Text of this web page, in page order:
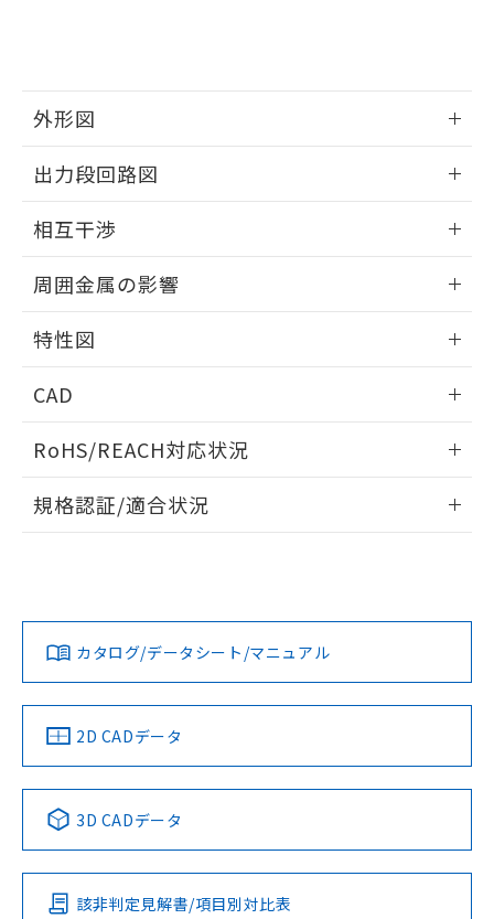
外形図
外形図
出力段回路図
出力段回路図
タイムチャート
相互干渉
相互干渉
A: 135mm以上、B: 110mm以上
周囲金属の影響
周囲金属の影響
L: 16mm以上、φd: 120mm以上、D: 16mm以上、m:
60mm以上、n: 120mm以上
金属埋め込み
鉄材
l: 0mm以上、φd: 30mm以上、D: 0mm以上、m: 60mm以
特性図
検出物体の大きさと材質による影響
CAD
ドすることができます。
ログイン/会員登録
ダウンロードデータをご利用いただく前に、以下を必ずお読
みください。
ソフトウェアの使用条件
RoHS/REACH対応状況
EU RoHS 注意事項・凡例
対応済み
中国 RoHS 注意事項・凡例
Pb Hg Cd Cr(VI)
O
規格認証/適合状況
LR型式承認
（イギリス
船舶規格）
DNV型式承認
（ノルウェー
BV型式承認
（フランス
KR型式
（韓国
No No No No
この製品の規格認証/適合状況ページへ
その他の認証はこちらのページからご検索ください
カタログ/データシート/マニュアル
2D CADデータ
3D CADデータ
該非判定見解書/項目別対比表
引・商談に必要な範囲で利用すること
※当社の共同利用者とは、"個人情報
の共同利用に関して"
用者の範囲」に記載されている法人を
とができます。
EU RoHS指令（10物質）の非含有証明書
※本証明書は発行日時点で非含有を証明す
るもので、過去に遡って非含有を証明する
ものではありません。
物質の対応では、対応完了までの期間は出
荷製品に未対応品が混在することから備考
欄に対応日を記載しておりました。
既に当社にて対応品への在庫切替を完了
していることから、特段のことがない限
合意する キャンセル